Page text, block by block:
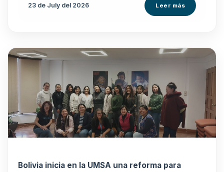
23 de July del 2026 Leer más
Bolivia inicia en la UMSA una reforma para